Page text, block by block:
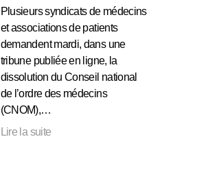
Plusieurs syndicats de médecins
et associations de patients
demandent mardi, dans une
tribune publiée en ligne, la
dissolution du Conseil national
de l’ordre des médecins
(CNOM),…
Lire la suite